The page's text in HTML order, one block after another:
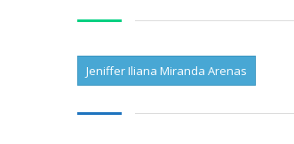
Jeniffer Iliana Miranda Arenas